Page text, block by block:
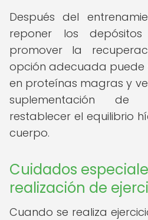
Después del
reponer los
promover la
opción adecuada puede
en proteínas magras y
suplementación de
restablecer el equilibrio
cuerpo.
Cuidados
realización de
Cuando se realiza